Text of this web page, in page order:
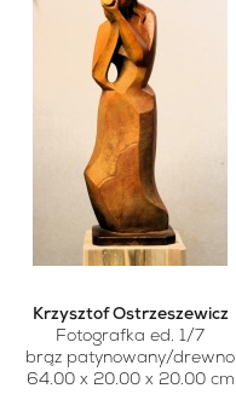
Krzysztof Ostrzeszewicz
Fotografka ed. 1/7
brąz patynowany/drewno
64.00 x 20.00 x 20.00 cm